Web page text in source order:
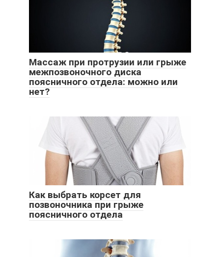
Массаж при протрузии или грыже
межпозвоночного диска
поясничного отдела: можно или
нет?
Как выбрать корсет для
позвоночника при грыже
поясничного отдела